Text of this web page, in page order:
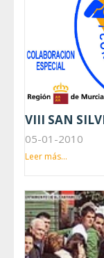
VIII SAN
05-01-2010
Leer más...